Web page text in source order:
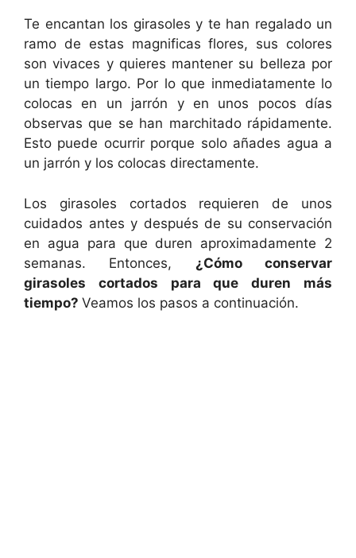
Te encantan los girasoles y te han regalado un
ramo de estas magnificas flores, sus colores
son vivaces y quieres mantener su belleza por
un tiempo largo. Por lo que inmediatamente lo
colocas en un jarrón y en unos pocos días
observas que se han marchitado rápidamente.
Esto puede ocurrir porque solo añades agua a
un jarrón y los colocas directamente.
Los girasoles cortados requieren de unos
cuidados antes y después de su conservación
en agua para que duren aproximadamente 2
semanas. Entonces, ¿Cómo conservar
girasoles cortados para que duren más
tiempo? Veamos los pasos a continuación.